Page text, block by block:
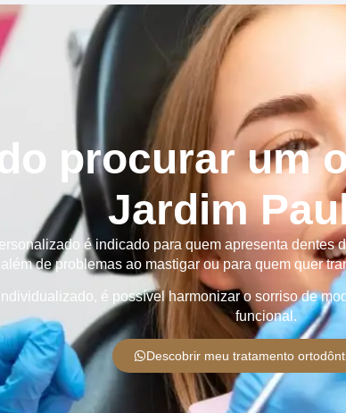
procurar um
Jardim
é indicado para quem apresenta dentes
além de problemas ao mastigar ou para quem quer
é possível harmonizar o sorriso de
funcional.
Descobrir meu tratamento